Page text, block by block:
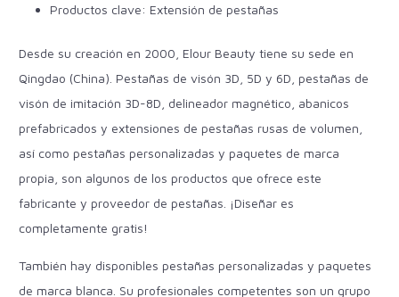
Productos clave: Extensión de pestañas
Desde su creación en 2000, Elour Beauty tiene su sede en
Qingdao (China). Pestañas de visón 3D, 5D y 6D, pestañas de
visón de imitación 3D-8D, delineador magnético, abanicos
prefabricados y extensiones de pestañas rusas de volumen,
así como pestañas personalizadas y paquetes de marca
propia, son algunos de los productos que ofrece este
fabricante y proveedor de pestañas. ¡Diseñar es
completamente gratis!
También hay disponibles pestañas personalizadas y paquetes
de marca blanca. Su profesionales competentes son un grupo